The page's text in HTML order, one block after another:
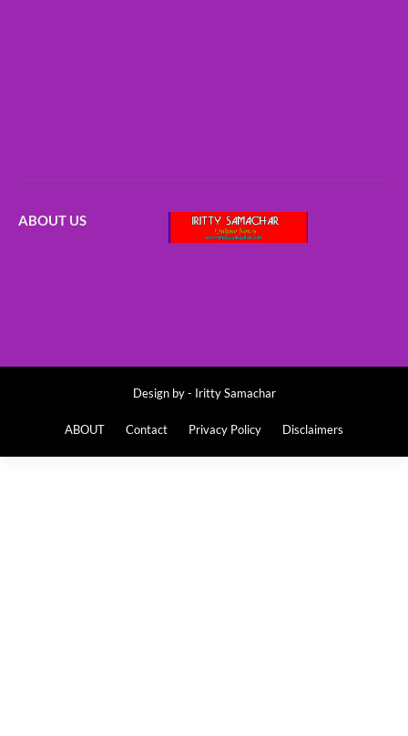
ABOUT US
Design by - Iritty Samachar
ABOUT Contact Privacy Policy Disclaimers